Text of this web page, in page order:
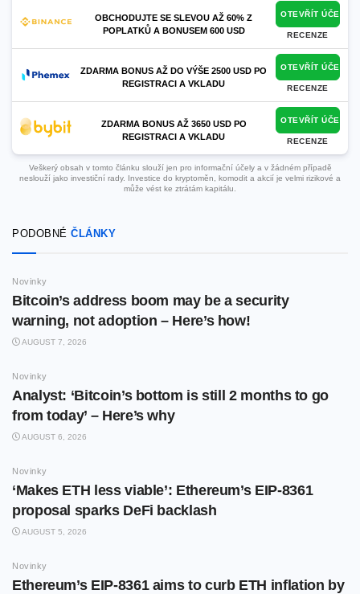
OBCHODUJTE SE SLEVOU AŽ 60% Z
POPLATKŮ A BONUSEM 600 USD
OTEVŘÍT ÚČET
RECENZE
ZDARMA BONUS AŽ DO VÝŠE 2500 USD PO
REGISTRACI A VKLADU
OTEVŘÍT ÚČET
RECENZE
ZDARMA BONUS AŽ 3650 USD PO
REGISTRACI A VKLADU
OTEVŘÍT ÚČET
RECENZE
Veškerý obsah v tomto článku slouží jen pro informační účely a v žádném případě
neslouží jako investiční rady. Investice do kryptoměn, komodit a akcií je velmi rizikové a
může vést ke ztrátám kapitálu.
PODOBNÉ ČLÁNKY
Novinky
Bitcoin’s address boom may be a security
warning, not adoption – Here’s how!
AUGUST 7, 2026
Novinky
Analyst: ‘Bitcoin’s bottom is still 2 months to go
from today’ – Here’s why
AUGUST 6, 2026
Novinky
‘Makes ETH less viable’: Ethereum’s EIP-8361
proposal sparks DeFi backlash
AUGUST 5, 2026
Novinky
Ethereum’s EIP-8361 aims to curb ETH inflation by